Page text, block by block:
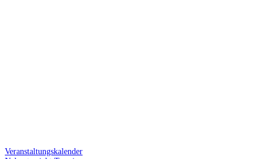
Veranstaltungskalender